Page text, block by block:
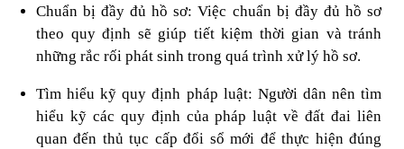
Chuẩn bị đầy đủ hồ sơ: Việc chuẩn bị đầy đủ hồ sơ
theo quy định sẽ giúp tiết kiệm thời gian và tránh
những rắc rối phát sinh trong quá trình xử lý hồ sơ.
Tìm hiểu kỹ quy định pháp luật: Người dân nên tìm
hiểu kỹ các quy định của pháp luật về đất đai liên
quan đến thủ tục cấp đổi sổ mới để thực hiện đúng